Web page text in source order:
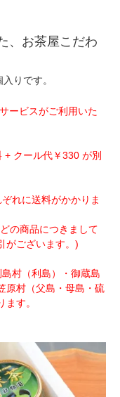
、お茶屋こだわ
りです。
ービスがご利用いた
クール代￥330 が別
れに送料がかかりま
の商品につきまして
がございます。)
村（利島）・御蔵島
原村（父島・母島・硫
す。